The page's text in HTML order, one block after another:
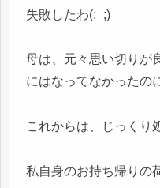
失敗したわ(:_;)
母は、元々思い切りが
にはなってなかったの
これからは、じっくり
私自身のお持ち帰りの